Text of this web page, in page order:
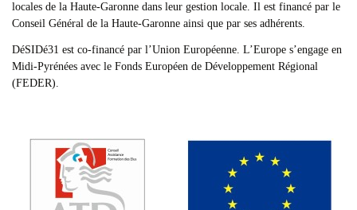
locales de la Haute-Garonne dans leur gestion locale. Il est financé par le
Conseil Général de la Haute-Garonne ainsi que par ses adhérents.
DéSIDé31 est co-financé par l’Union Européenne. L’Europe s’engage en
Midi-Pyrénées avec le Fonds Européen de Développement Régional
(FEDER).